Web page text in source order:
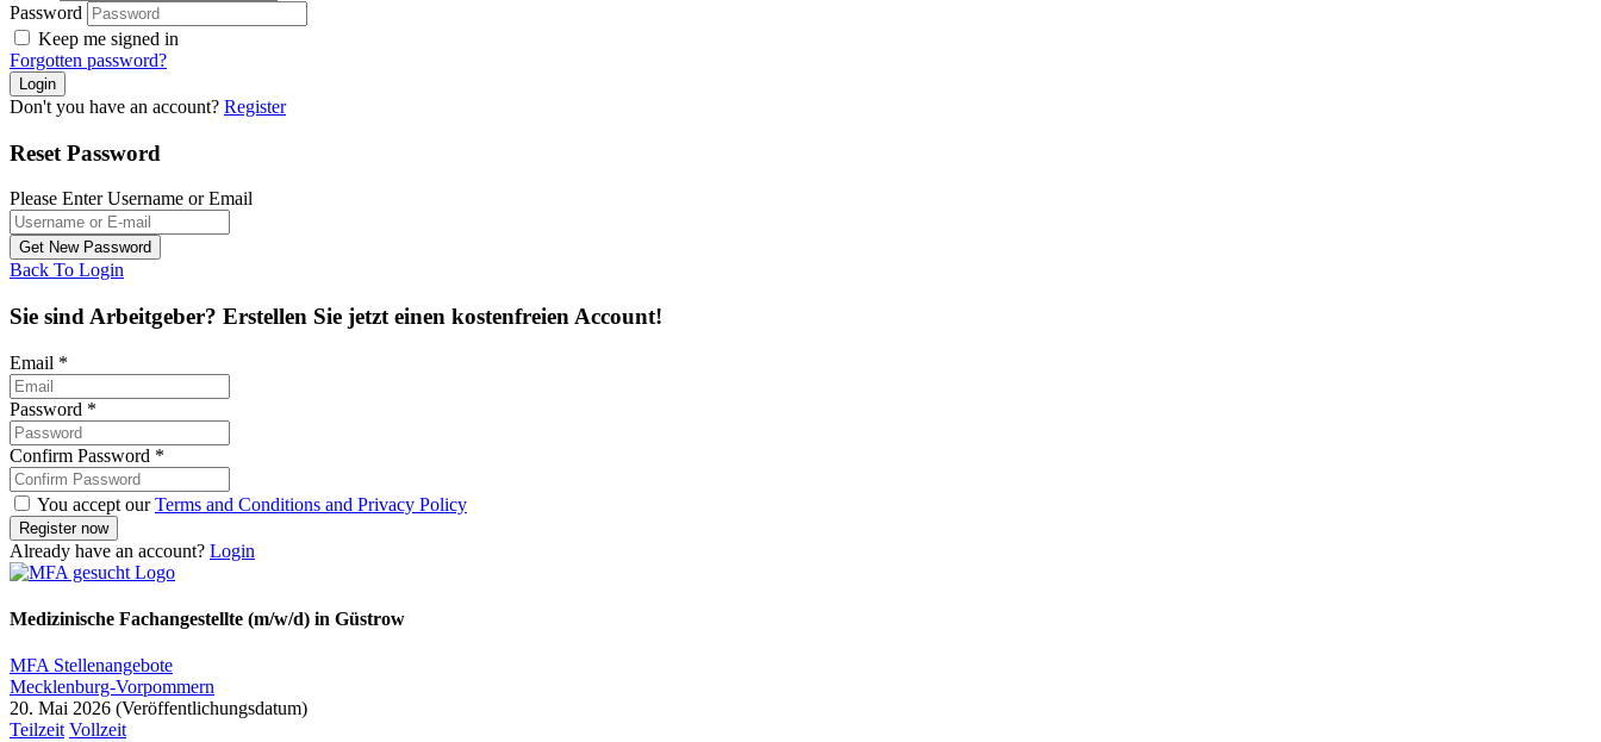
Password
Keep me signed in
Forgotten password?
Don't you have an account? Register
Reset Password
Please Enter Username or Email
Back To Login
Sie sind Arbeitgeber? Erstellen Sie jetzt einen kostenfreien Account!
Email *
Password *
Confirm Password *
You accept ourTerms and Conditions and Privacy Policy
Already have an account? Login
Medizinische Fachangestellte (m/w/d) in Güstrow
MFA Stellenangebote
Mecklenburg-Vorpommern
20. Mai 2026
Teilzeit Vollzeit